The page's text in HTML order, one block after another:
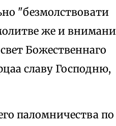
"безмолствовати
же и
Божественнаго
славу Господню,
паломничества по